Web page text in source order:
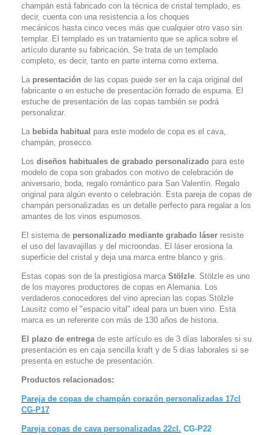
champán está fabricado con la técnica de cristal templado, es
decir, cuenta con una resistencia a los choques
mecánicos hasta cinco veces más que cualquier otro vaso sin
templar. El templado es un tratamiento que se aplica sobre el
artículo durante su fabricación. Se trata de un templado
completo, es decir, tanto en parte interna como externa.
La presentación de las copas puede ser en la caja original del
fabricante o en estuche de presentación forrado de espuma. El
estuche de presentación de las copas también se podrá
personalizar.
La bebida habitual para este modelo de copa es el cava,
champán, prosecco.
Los diseños habituales de grabado personalizado para este
modelo de copa son grabados con motivo de celebración de
aniversario, boda, regalo romántico para San Valentín. Regalo
original para algún evento o celebración. Esta pareja de copas de
champán personalizadas es un detalle perfecto para regalar a los
amantes de los vinos espumosos.
El sistema de personalizado mediante grabado láser resiste
el uso del lavavajillas y del microondas. El láser erosiona la
superficie del cristal y deja una marca entre blanco y gris.
Estas copas son de la prestigiosa marca Stölzle. Stölzle es uno
de los mayores productores de copas en Alemania. Los
verdaderos conocedores del vino aprecian las copas Stölzle
Lausitz como el "espacio vital" ideal para un buen vino. Esta
marca es un referente con más de 130 años de historia.
El plazo de entregade este artículo es de 3 días laborales si su
presentación es en caja sencilla kraft y de 5 días laborales si se
presenta en estuche de presentación.
Productos relacionados:
Pareja de copas de champán corazón personalizadas 17cl
CG-P17
Pareja copas de cava personalizadas 22cl. CG-P22